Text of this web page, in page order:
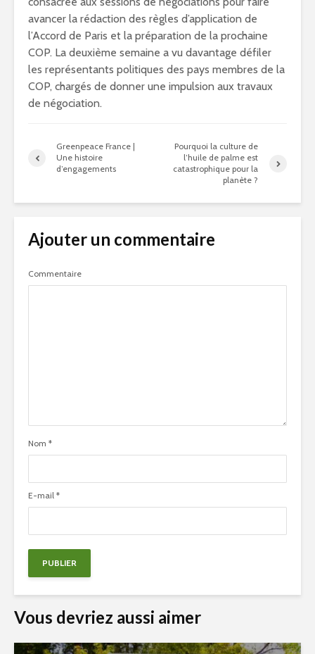
avancer la rédaction des règles d’application de
l’Accord de Paris et la préparation de la prochaine
COP. La deuxième semaine a vu davantage défiler
les représentants politiques des pays membres de la
COP, chargés de donner une impulsion aux travaux
de négociation.
Greenpeace France |
Une histoire
d’engagements
Pourquoi la culture de
l’huile de palme est
catastrophique pour la
planète ?
Ajouter un commentaire
Commentaire
Nom *
E-mail *
Vous devriez aussi aimer